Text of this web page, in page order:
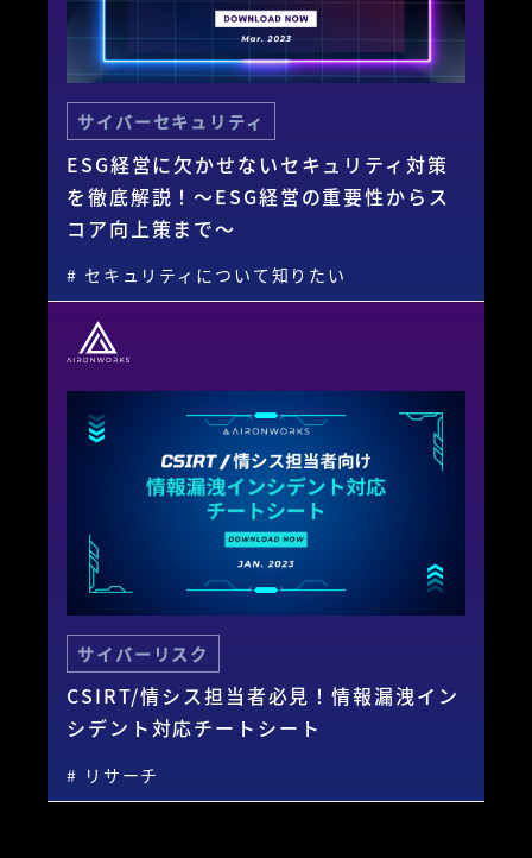
サイバーセキュリティ
ESG経営に欠かせないセキュリティ対策
を徹底解説！〜ESG経営の重要性からス
コア向上策まで〜
# セキュリティについて知りたい
サイバーリスク
CSIRT/情シス担当者必見！情報漏洩イン
シデント対応チートシート
# リサーチ